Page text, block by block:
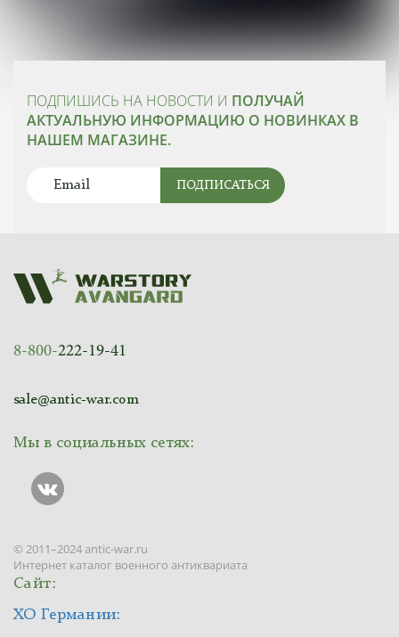
ПОДПИШИСЬ НА НОВОСТИ И ПОЛУЧАЙ
АКТУАЛЬНУЮ ИНФОРМАЦИЮ О НОВИНКАХ В
НАШЕМ МАГАЗИНЕ.
ПОДПИСАТЬСЯ
8-800-222-19-41
sale@antic-war.com
Мы в социальных сетях:
© 2011–2024 antic-war.ru
Интернет каталог военного антиквариата
Сайт:
ХО Германии: